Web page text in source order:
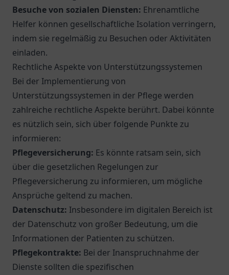
Besuche von sozialen Diensten: Ehrenamtliche
Helfer können gesellschaftliche Isolation verringern,
indem sie regelmäßig zu Besuchen oder Aktivitäten
einladen.
Rechtliche Aspekte von Unterstützungssystemen
Bei der Implementierung von
Unterstützungssystemen in der Pflege werden
zahlreiche rechtliche Aspekte berührt. Dabei könnte
es nützlich sein, sich über folgende Punkte zu
informieren:
Pflegeversicherung: Es könnte ratsam sein, sich
über die gesetzlichen Regelungen zur
Pflegeversicherung zu informieren, um mögliche
Ansprüche geltend zu machen.
Datenschutz: Insbesondere im digitalen Bereich ist
der Datenschutz von großer Bedeutung, um die
Informationen der Patienten zu schützen.
Pflegekontrakte: Bei der Inanspruchnahme der
Dienste sollten die spezifischen